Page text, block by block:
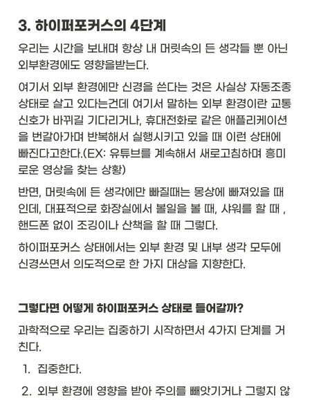
3. 하이퍼포커스의 4단계
우리는 시간을 보내며 항상 내 머릿속의 든 생각들 뿐 아닌
외부환경에도 영향을받는다.
여기서 외부 환경에만 신경을 쓴다는 것은 사실상 자동조종
상태로 살고 있다는건데 여기서 말하는 외부 환경이란 교통
신호가 바뀌길 기다리거나, 휴대전화로 같은 애플리케이션
을 번갈아가며 반복해서 실행시키고 있을 때 이런 상태에
빠진다고한다.(EX: 유튜브를 계속해서 새로고침하며 흥미
로운 영상을 찾는 상황)
반면, 머릿속에 든 생각에만 빠질때는 몽상에 빠져있을 때
인데, 대표적으로 화장실에서 볼일을 볼 때, 샤워를 할 때 ,
핸드폰 없이 조깅이나 산책을 할 때 그렇다.
하이퍼포커스 상태에서는 외부 환경 및 내부 생각 모두에
신경쓰면서 의도적으로 한 가지 대상을 지향한다.
그렇다면 어떻게 하이퍼포커스 상태로 들어갈까?
과학적으로 우리는 집중하기 시작하면서 4가지 단계를 거
친다.
1.
집중한다.
2. 외부 환경에 영향을 받아 주의를 빼앗기거나 그렇지 않